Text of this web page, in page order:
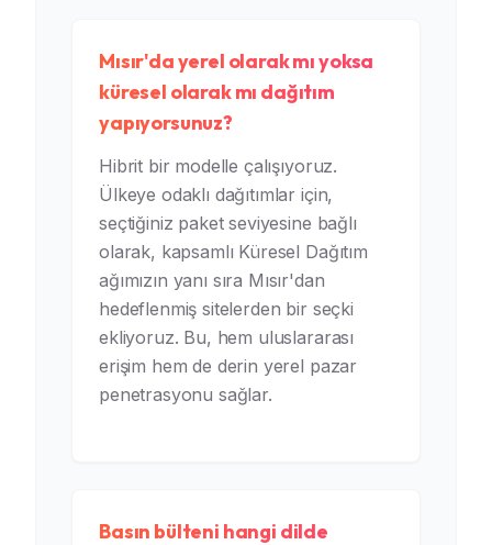
Mısır'da yerel olarak mı yoksa
küresel olarak mı dağıtım
yapıyorsunuz?
Hibrit bir modelle çalışıyoruz.
Ülkeye odaklı dağıtımlar için,
seçtiğiniz paket seviyesine bağlı
olarak, kapsamlı Küresel Dağıtım
ağımızın yanı sıra Mısır'dan
hedeflenmiş sitelerden bir seçki
ekliyoruz. Bu, hem uluslararası
erişim hem de derin yerel pazar
penetrasyonu sağlar.
Basın bülteni hangi dilde